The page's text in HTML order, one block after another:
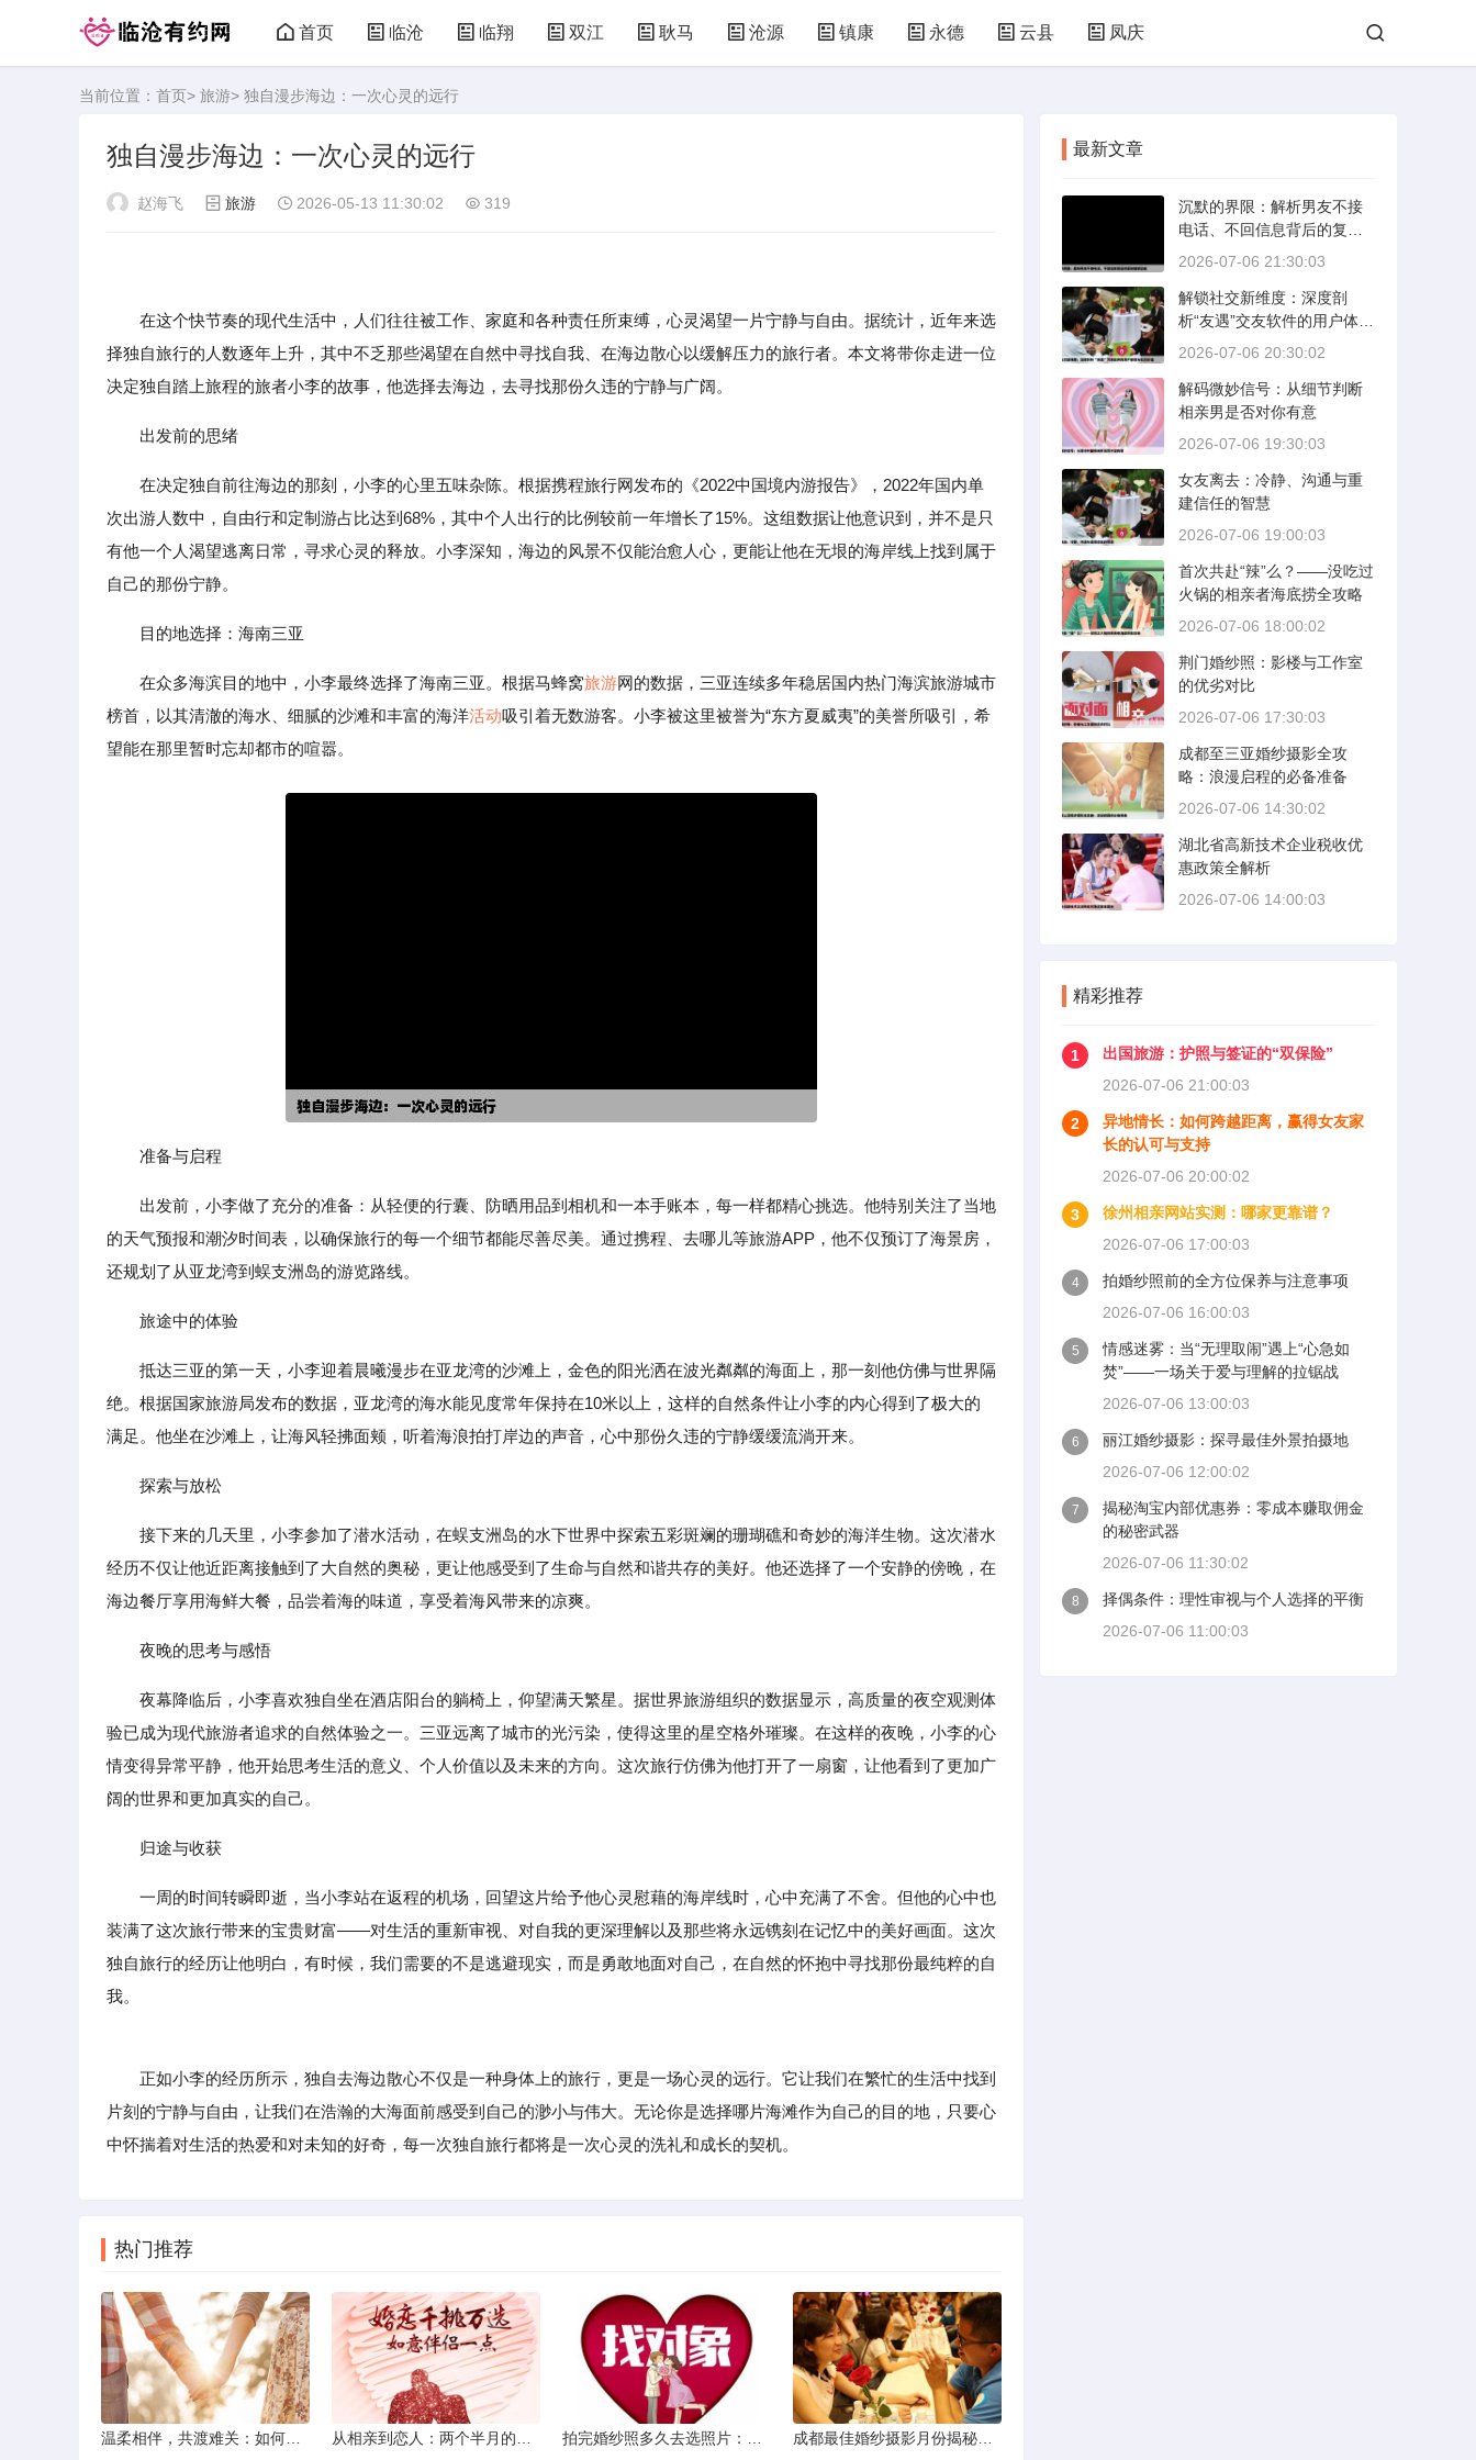
首页 临沧 临翔 双江 耿马 沧源 镇康 永德 云县 凤庆
当前位置： 首页> 旅游> 独自漫步海边：一次心灵的远行
独自漫步海边：一次心灵的远行
赵海飞 旅游 2026-05-13 11:30:02 319
在这个快节奏的现代生活中，人们往往被工作、家庭和各种责任所束缚，心灵渴望一片宁静与自由。据统计，近年来选
择独自旅行的人数逐年上升，其中不乏那些渴望在自然中寻找自我、在海边散心以缓解压力的旅行者。本文将带你走进一位
决定独自踏上旅程的旅者小李的故事，他选择去海边，去寻找那份久违的宁静与广阔。
出发前的思绪
在决定独自前往海边的那刻，小李的心里五味杂陈。根据携程旅行网发布的《2022中国境内游报告》，2022年国内单
次出游人数中，自由行和定制游占比达到68%，其中个人出行的比例较前一年增长了15%。这组数据让他意识到，并不是只
有他一个人渴望逃离日常，寻求心灵的释放。小李深知，海边的风景不仅能治愈人心，更能让他在无垠的海岸线上找到属于
自己的那份宁静。
目的地选择：海南三亚
在众多海滨目的地中，小李最终选择了海南三亚。根据马蜂窝旅游网的数据，三亚连续多年稳居国内热门海滨旅游城市
榜首，以其清澈的海水、细腻的沙滩和丰富的海洋活动吸引着无数游客。小李被这里被誉为“东方夏威夷”的美誉所吸引，希
望能在那里暂时忘却都市的喧嚣。
准备与启程
出发前，小李做了充分的准备：从轻便的行囊、防晒用品到相机和一本手账本，每一样都精心挑选。他特别关注了当地
的天气预报和潮汐时间表，以确保旅行的每一个细节都能尽善尽美。通过携程、去哪儿等旅游APP，他不仅预订了海景房，
还规划了从亚龙湾到蜈支洲岛的游览路线。
旅途中的体验
抵达三亚的第一天，小李迎着晨曦漫步在亚龙湾的沙滩上，金色的阳光洒在波光粼粼的海面上，那一刻他仿佛与世界隔
绝。根据国家旅游局发布的数据，亚龙湾的海水能见度常年保持在10米以上，这样的自然条件让小李的内心得到了极大的
满足。他坐在沙滩上，让海风轻拂面颊，听着海浪拍打岸边的声音，心中那份久违的宁静缓缓流淌开来。
探索与放松
接下来的几天里，小李参加了潜水活动，在蜈支洲岛的水下世界中探索五彩斑斓的珊瑚礁和奇妙的海洋生物。这次潜水
经历不仅让他近距离接触到了大自然的奥秘，更让他感受到了生命与自然和谐共存的美好。他还选择了一个安静的傍晚，在
海边餐厅享用海鲜大餐，品尝着海的味道，享受着海风带来的凉爽。
夜晚的思考与感悟
夜幕降临后，小李喜欢独自坐在酒店阳台的躺椅上，仰望满天繁星。据世界旅游组织的数据显示，高质量的夜空观测体
验已成为现代旅游者追求的自然体验之一。三亚远离了城市的光污染，使得这里的星空格外璀璨。在这样的夜晚，小李的心
情变得异常平静，他开始思考生活的意义、个人价值以及未来的方向。这次旅行仿佛为他打开了一扇窗，让他看到了更加广
阔的世界和更加真实的自己。
归途与收获
一周的时间转瞬即逝，当小李站在返程的机场，回望这片给予他心灵慰藉的海岸线时，心中充满了不舍。但他的心中也
装满了这次旅行带来的宝贵财富——对生活的重新审视、对自我的更深理解以及那些将永远镌刻在记忆中的美好画面。这次
独自旅行的经历让他明白，有时候，我们需要的不是逃避现实，而是勇敢地面对自己，在自然的怀抱中寻找那份最纯粹的自
我。
正如小李的经历所示，独自去海边散心不仅是一种身体上的旅行，更是一场心灵的远行。它让我们在繁忙的生活中找到
片刻的宁静与自由，让我们在浩瀚的大海面前感受到自己的渺小与伟大。无论你是选择哪片海滩作为自己的目的地，只要心
中怀揣着对生活的热爱和对未知的好奇，每一次独自旅行都将是一次心灵的洗礼和成长的契机。
热门推荐
最新文章
沉默的界限：解析男友不接
电话、不回信息背后的复杂
情感动态
2026-07-06 21:30:03
解锁社交新维度：深度剖
析“友遇”交友软件的用户体验
与社交价值
2026-07-06 20:30:02
解码微妙信号：从细节判断
相亲男是否对你有意
2026-07-06 19:30:03
女友离去：冷静、沟通与重
建信任的智慧
2026-07-06 19:00:03
首次共赴“辣”么？——没吃过
火锅的相亲者海底捞全攻略
2026-07-06 18:00:02
荆门婚纱照：影楼与工作室
的优劣对比
2026-07-06 17:30:03
成都至三亚婚纱摄影全攻
略：浪漫启程的必备准备
2026-07-06 14:30:02
湖北省高新技术企业税收优
惠政策全解析
2026-07-06 14:00:03
精彩推荐
1
出国旅游：护照与签证的“双保险”
2026-07-06 21:00:03
2
异地情长：如何跨越距离，赢得女友家
长的认可与支持
2026-07-06 20:00:02
3
徐州相亲网站实测：哪家更靠谱？
2026-07-06 17:00:03
4
拍婚纱照前的全方位保养与注意事项
2026-07-06 16:00:03
5
情感迷雾：当“无理取闹”遇上“心急如
焚”——一场关于爱与理解的拉锯战
2026-07-06 13:00:03
6
丽江婚纱摄影：探寻最佳外景拍摄地
2026-07-06 12:00:02
7
揭秘淘宝内部优惠券：零成本赚取佣金
的秘密武器
2026-07-06 11:30:02
8
择偶条件：理性审视与个人选择的平衡
2026-07-06 11:00:03